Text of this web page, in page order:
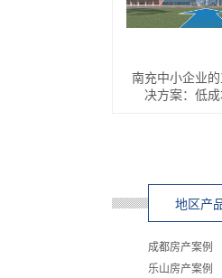
南充中小企业
决方案：低
地区产
成都房产案例
乐山房产案例